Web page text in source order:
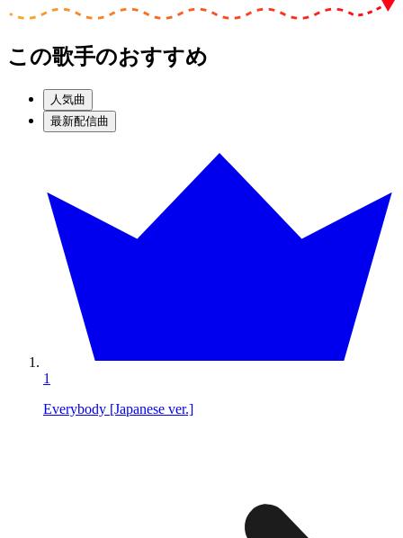
この歌手のおすすめ
人気曲
最新配信曲
1
Everybody [Japanese ver.]